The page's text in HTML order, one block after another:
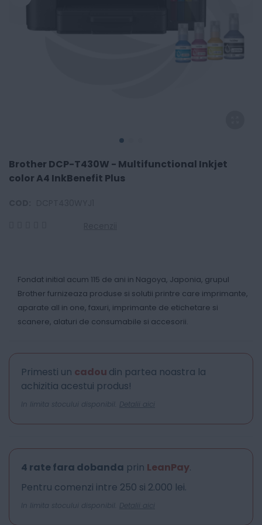
Brother DCP-T430W - Multifunctional Inkjet
color A4 InkBenefit Plus
Fondat initial acum 115 de ani in Nagoya, Japonia, grupul
Brother furnizeaza produse si solutii printre care imprimante,
aparate all in one, faxuri, imprimante de etichetare si
scanere, alaturi de consumabile si accesorii.
Primesti un cadou din partea noastra la
achizitia acestui produs!
In limita stocului disponibil. Detalii aici
4 rate fara dobanda prin LeanPay.
Pentru comenzi intre 250 si 2.000 lei.
In limita stocului disponibil. Detalii aici